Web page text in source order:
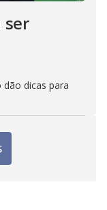
ser
dão dicas para